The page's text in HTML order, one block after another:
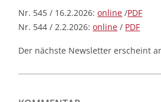
Nr. 545 / 16.2.2026:online /PDF
Nr. 544 / 2.2.2026:online / PDF
Der nächste Newsletter erscheint